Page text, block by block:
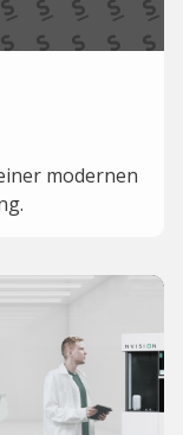
modernen